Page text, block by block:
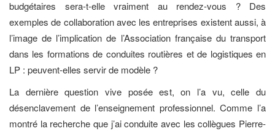
budgétaires sera-t-elle vraiment au rendez-vous ? Des
exemples de collaboration avec les entreprises existent aussi, à
l’image de l’implication de l’Association française du transport
dans les formations de conduites routières et de logistiques en
LP : peuvent-elles servir de modèle ?
La dernière question vive posée est, on l’a vu, celle du
désenclavement de l’enseignement professionnel. Comme l’a
montré la recherche que j’ai conduite avec les collègues Pierre-